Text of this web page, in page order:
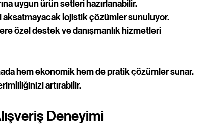
uygun ürün setleri hazırlanabilir.
aksatmayacak lojistik çözümler sunuluyor.
özel destek ve danışmanlık hizmetleri
hem ekonomik hem de pratik çözümler sunar.
artırabilir.
Deneyimi